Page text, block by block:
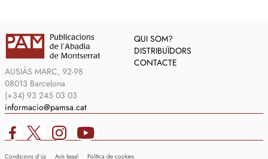
AUSIÀS MARC, 92-98
08013 Barcelona
(+34) 93 245 03 03
informacio@pamsa.cat
QUI SOM?
DISTRIBUÏDORS
CONTACTE
Condicions d’ús Avís legal Política de cookies